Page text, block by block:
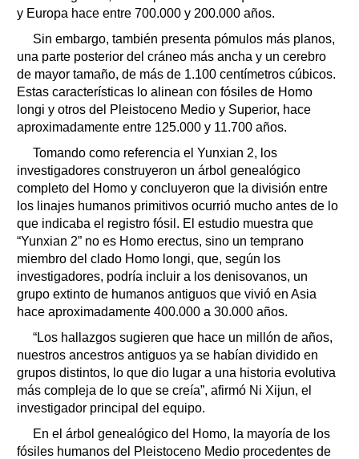
y Europa hace entre 700.000 y 200.000 años.
Sin embargo, también presenta pómulos más planos,
una parte posterior del cráneo más ancha y un cerebro
de mayor tamaño, de más de 1.100 centímetros cúbicos.
Estas características lo alinean con fósiles de Homo
longi y otros del Pleistoceno Medio y Superior, hace
aproximadamente entre 125.000 y 11.700 años.
Tomando como referencia el Yunxian 2, los
investigadores construyeron un árbol genealógico
completo del Homo y concluyeron que la división entre
los linajes humanos primitivos ocurrió mucho antes de lo
que indicaba el registro fósil. El estudio muestra que
“Yunxian 2” no es Homo erectus, sino un temprano
miembro del clado Homo longi, que, según los
investigadores, podría incluir a los denisovanos, un
grupo extinto de humanos antiguos que vivió en Asia
hace aproximadamente 400.000 a 30.000 años.
“Los hallazgos sugieren que hace un millón de años,
nuestros ancestros antiguos ya se habían dividido en
grupos distintos, lo que dio lugar a una historia evolutiva
más compleja de lo que se creía”, afirmó Ni Xijun, el
investigador principal del equipo.
En el árbol genealógico del Homo, la mayoría de los
fósiles humanos del Pleistoceno Medio procedentes de